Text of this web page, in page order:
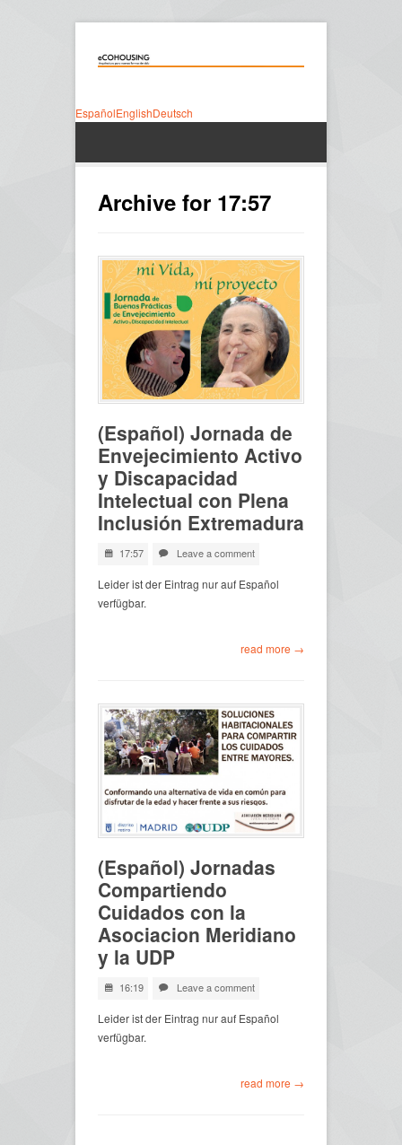
EspañolEnglishDeutsch
Archive for 17:57
(Español) Jornada de
Envejecimiento Activo
y Discapacidad
Intelectual con Plena
Inclusión Extremadura
17:57 Leave a comment
Leider ist der Eintrag nur auf Español
verfügbar.
read more →
(Español) Jornadas
Compartiendo
Cuidados con la
Asociacion Meridiano
y la UDP
16:19 Leave a comment
Leider ist der Eintrag nur auf Español
verfügbar.
read more →